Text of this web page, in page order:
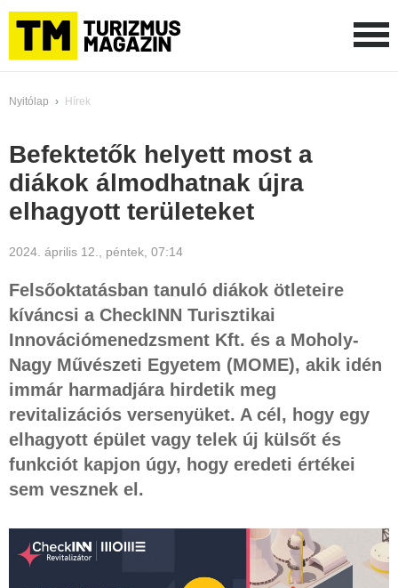
Nyitólap › Hírek
Befektetők helyett most a
diákok álmodhatnak újra
elhagyott területeket
2024. április 12., péntek, 07:14
Felsőoktatásban tanuló diákok ötleteire
kíváncsi a CheckINN Turisztikai
Innovációmenedzsment Kft. és a Moholy-
Nagy Művészeti Egyetem (MOME), akik idén
immár harmadjára hirdetik meg
revitalizációs versenyüket. A cél, hogy egy
elhagyott épület vagy telek új külsőt és
funkciót kapjon úgy, hogy eredeti értékei
sem vesznek el.